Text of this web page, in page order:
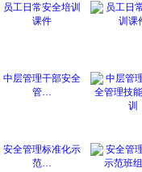
员工日常安全培训
课件
中层管理干部安全
管…
安全管理标准化示
范…